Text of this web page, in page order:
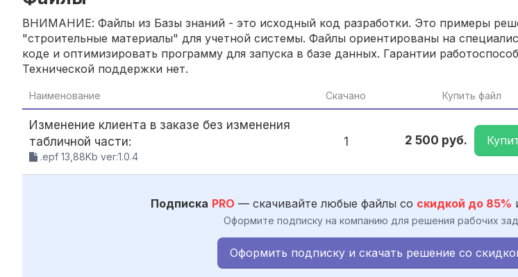
ВНИМАНИЕ: Файлы из Базы знаний - это исходный код разработки. Это примеры
"строительные материалы" для учетной системы. Файлы ориентированы на
коде и оптимизировать программу для запуска в базе данных. Гарантии
Технической поддержки нет.
Наименование Скачано Купить файл
Изменение клиента в заказе без изменения
табличной части:
.epf 13,88Kb ver:1.0.4
1 2 500 руб.
Подписка PRO — скачивайте любые файлы со скидкой до 85%
Оформите подписку на компанию для решения рабочих
Оформить подписку и скачать решение со